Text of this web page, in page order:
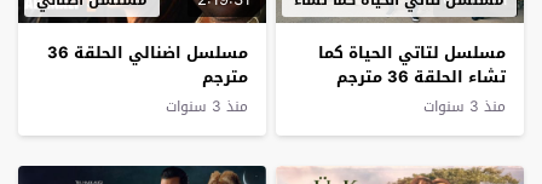
مسلسل لتاتي الحياة كما
تشاء الحلقة 36 مترجم
منذ 3 سنوات
مسلسل اضنالي الحلقة 36
مترجم
منذ 3 سنوات